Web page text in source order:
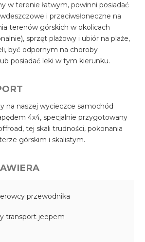
w terenie łatwym, powinni posiadać
i przeciwsłoneczne na
terenów górskich w okolicach
sprzęt plażowy i ubiór na plaże,
być odpornym na choroby
posiadać leki w tym kierunku.
na naszej wycieczce samochód
4x4, specjalnie przygotowany
tej skali trudności, pokonania
górskim i skalistym.
przewodnika
transport jeepem